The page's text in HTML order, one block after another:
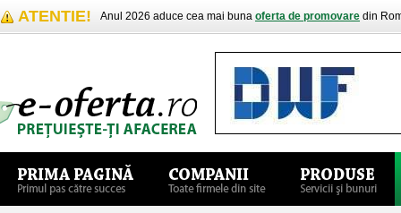
ATENTIE! Anul 2026 aduce cea mai buna oferta de promovare din